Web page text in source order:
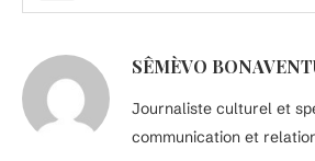
SÊMÈVO
Journaliste culturel et
communication et